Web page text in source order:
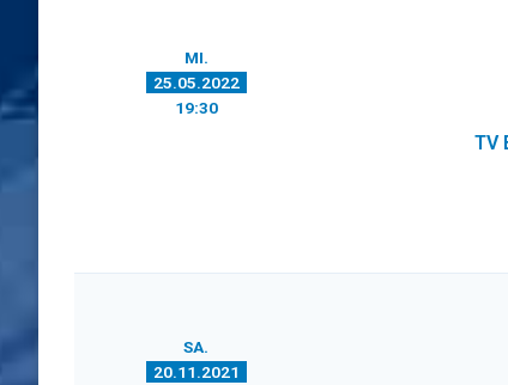
MI.
25.05.2022
19:30
TV
SA.
20.11.2021